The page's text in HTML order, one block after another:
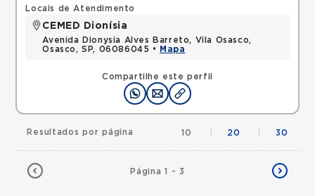
Compartilhe este perfil
Locais de Atendimento
CEMED Dionísia
Avenida Dionysia Alves Barreto, Vila Osasco,
Osasco, SP, 06086045 •
Mapa
Página 1 - 3
Resultados por página 10 20 30